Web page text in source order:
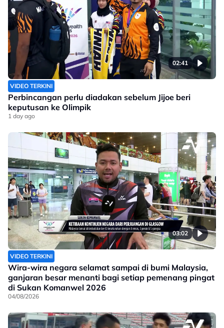
02:41
VIDEO TERKINI
Perbincangan perlu diadakan sebelum Jijoe beri
keputusan ke Olimpik
1 day ago
03:02
VIDEO TERKINI
Wira-wira negara selamat sampai di bumi Malaysia,
ganjaran besar menanti bagi setiap pemenang pingat
di Sukan Komanwel 2026
04/08/2026